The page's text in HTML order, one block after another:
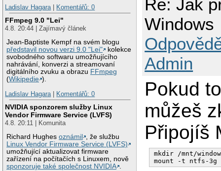
Ladislav Hagara| Komentářů: 0
FFmpeg 9.0 "Lei"
4.8. 20:44 | Zajímavý článek
Jean-Baptiste Kempf na svém blogu
představil novou verzi 9.0 "Lei"
kolekce
svobodného softwaru umožňujícího
nahrávání, konverzi a streamovaní
digitálního zvuku a obrazu FFmpeg
(Wikipedie ).
Ladislav Hagara| Komentářů: 0
NVIDIA sponzorem služby Linux
Vendor Firmware Service (LVFS)
4.8. 20:11 | Komunita
Richard Hughesoznámil
, že službu
Linux Vendor Firmware Service (LVFS)
umožňující aktualizovat firmware
zařízení na počítačích s Linuxem, nově
sponzoruje také společnost NVIDIA .
Re: Jak
Windows
Admin
Pokud
můžeš
Připojíš
mkdir /mnt/